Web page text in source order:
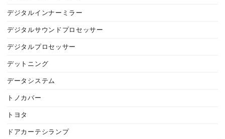
デジタルインナーミラー
デジタルサウンドプロセッサー
デジタルプロセッサー
デットニング
データシステム
トノカバー
トヨタ
ドアカーテシランプ